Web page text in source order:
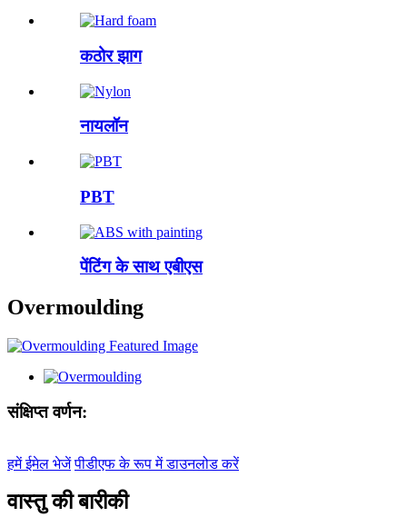
कठोर झाग
नायलॉन
PBT
पेंटिंग के साथ एबीएस
Overmoulding
संक्षिप्त वर्णन:
हमें ईमेल भेजें पीडीएफ के रूप में डाउनलोड करें
वास्तु की बारीकी